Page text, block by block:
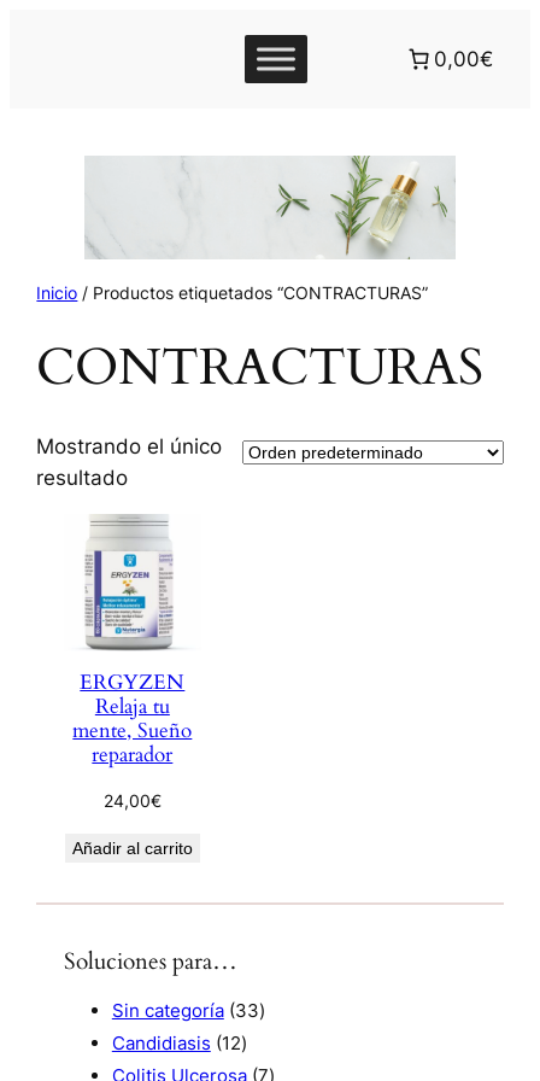
0,00€
Inicio / Productos etiquetados “CONTRACTURAS”
CONTRACTURAS
Mostrando el único
resultado
ERGYZEN
Relaja tu
mente, Sueño
reparador
24,00€
Añadir al carrito
Soluciones para…
Sin categoría 333
p
Candidiasis 121
2
Colitis Ulcerosa 77